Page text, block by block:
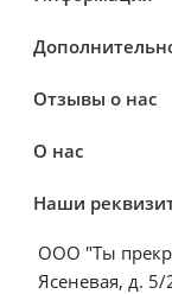
Отзывы о нас
О нас
Наши
ООО "Ты
Ясеневая, д. 5/